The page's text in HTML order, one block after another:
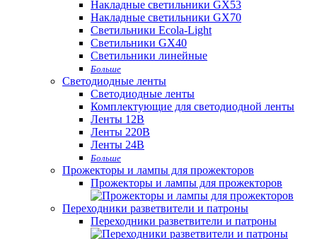
Накладные светильники GX53
Накладные светильники GX70
Светильники Ecola-Light
Светильники GX40
Светильники линейные
Больше
Светодиодные ленты
Светодиодные ленты
Комплектующие для светодиодной ленты
Ленты 12В
Ленты 220В
Ленты 24В
Больше
Прожекторы и лампы для прожекторов
Прожекторы и лампы для прожекторов
Переходники разветвители и патроны
Переходники разветвители и патроны